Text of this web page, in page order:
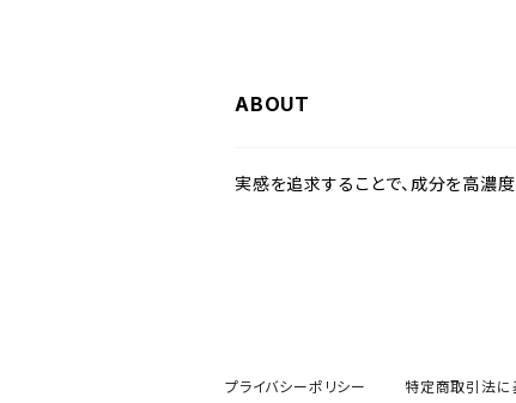
ABOUT
実感を追求することで、成分を高濃
プライバシーポリシー 特定商取引法に